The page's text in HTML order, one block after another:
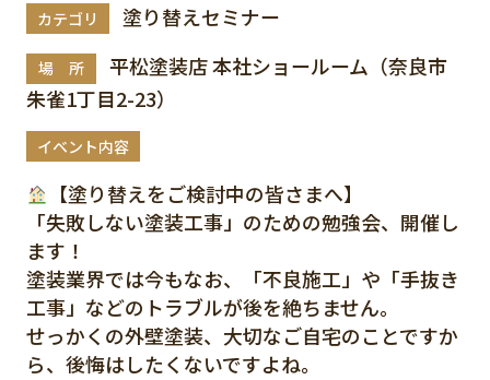
カテゴリ 塗り替えセミナー
場 所
平松塗装店 本社ショールーム（奈良市
朱雀1丁目2-23）
イベント内容
【塗り替えをご検討中の皆さまへ】
「失敗しない塗装工事」のための勉強会、開催し
ます！
塗装業界では今もなお、「不良施工」や「手抜き
工事」などのトラブルが後を絶ちません。
せっかくの外壁塗装、大切なご自宅のことですか
ら、後悔はしたくないですよね。